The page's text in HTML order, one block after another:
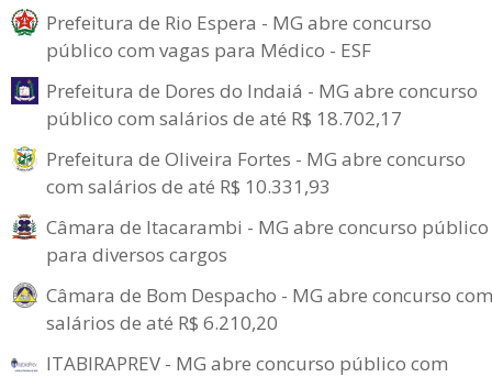
Prefeitura de Rio Espera - MG abre concurso
público com vagas para Médico - ESF
Prefeitura de Dores do Indaiá - MG abre concurso
público com salários de até R$ 18.702,17
Prefeitura de Oliveira Fortes - MG abre concurso
com salários de até R$ 10.331,93
Câmara de Itacarambi - MG abre concurso público
para diversos cargos
Câmara de Bom Despacho - MG abre concurso com
salários de até R$ 6.210,20
ITABIRAPREV - MG abre concurso público com